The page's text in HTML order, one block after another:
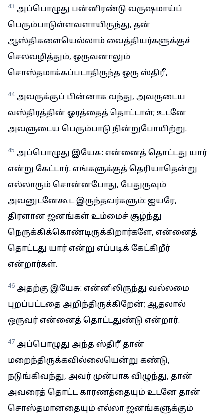
43 அப்பொழுது பன்னிரண்டு வருஷமாய்ப்
பெரும்பாடுள்ளவளாயிருந்து, தன்
ஆஸ்திகளையெல்லாம் வைத்தியர்களுக்குச்
செலவழித்தும், ஒருவனாலும்
சொஸ்தமாக்கப்படாதிருந்த ஒரு ஸ்திரீ,
44 அவருக்குப் பின்னாக வந்து, அவருடைய
வஸ்திரத்தின் ஓரத்தைத் தொட்டாள்; உடனே
அவளுடைய பெரும்பாடு நின்றுபோயிற்று.
45 அப்பொழுது இயேசு: என்னைத் தொட்டது யார்
என்று கேட்டார். எங்களுக்குத் தெரியாதென்று
எல்லாரும் சொன்னபோது, பேதுருவும்
அவனுடனேகூட இருந்தவர்களும்: ஐயரே,
திரளான ஜனங்கள் உம்மைச் சூழ்ந்து
நெருக்கிக்கொண்டிருக்கிறார்களே, என்னைத்
தொட்டது யார் என்று எப்படிக் கேட்கிறீர்
என்றார்கள்.
46 அதற்கு இயேசு: என்னிலிருந்து வல்லமை
புறப்பட்டதை அறிந்திருக்கிறேன்; ஆதலால்
ஒருவர் என்னைத் தொட்டதுண்டு என்றார்.
47 அப்பொழுது அந்த ஸ்திரீ தான்
மறைந்திருக்கவில்லையென்று கண்டு,
நடுங்கிவந்து, அவர் முன்பாக விழுந்து, தான்
அவரைத் தொட்ட காரணத்தையும் உடனே தான்
சொஸ்தமானதையும் எல்லா ஜனங்களுக்கும்